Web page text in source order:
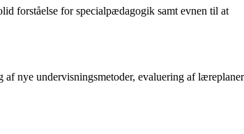
forståelse for specialpædagogik samt evnen til at
nye undervisningsmetoder, evaluering af læreplaner